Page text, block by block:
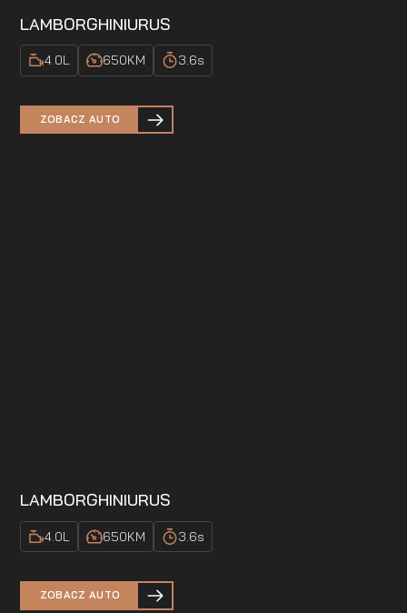
LAMBORGHINIURUS
4.0L 650KM 3.6s
ZOBACZ AUTO
LAMBORGHINIURUS
4.0L 650KM 3.6s
ZOBACZ AUTO